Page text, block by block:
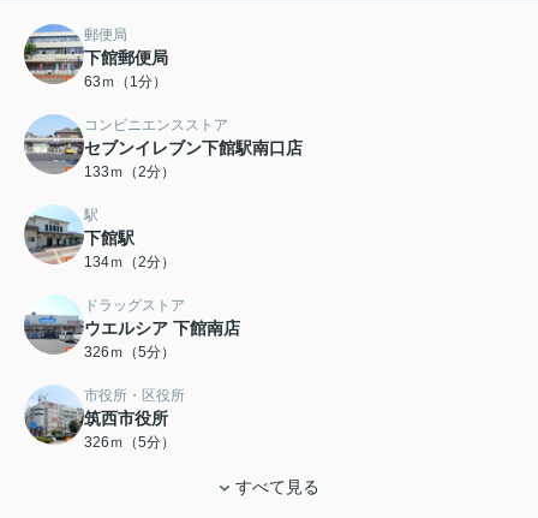
郵便局
下館郵便局
63ｍ（1分）
コンビニエンスストア
セブンイレブン下館駅南口店
133ｍ（2分）
駅
下館駅
134ｍ（2分）
ドラッグストア
ウエルシア 下館南店
326ｍ（5分）
市役所・区役所
筑西市役所
326ｍ（5分）
すべて見る